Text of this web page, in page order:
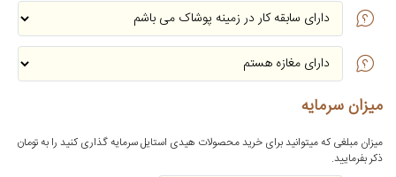
میزان سرمایه
میزان مبلغی که میتوانید برای خرید محصولات هیدی استایل سرمایه گذاری کنید را به تومان
ذکر بفرمایید.